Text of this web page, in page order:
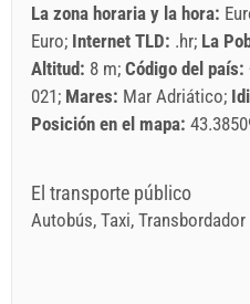
La zona horaria y la hora:
Euro Internet TLD: .hr La
Altitud: 8 m Código del país:
021 Mares: Mar Adriático
Posición en el mapa:
El transporte público
Autobús, Taxi, Transbordador